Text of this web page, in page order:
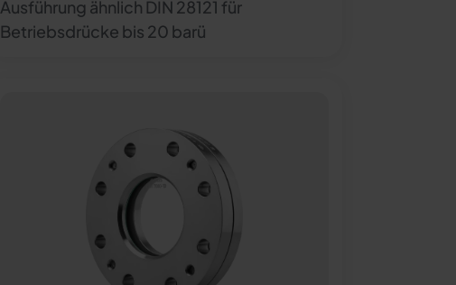
Ausführung ähnlich DIN 28121 für
Betriebsdrücke bis 20 barü